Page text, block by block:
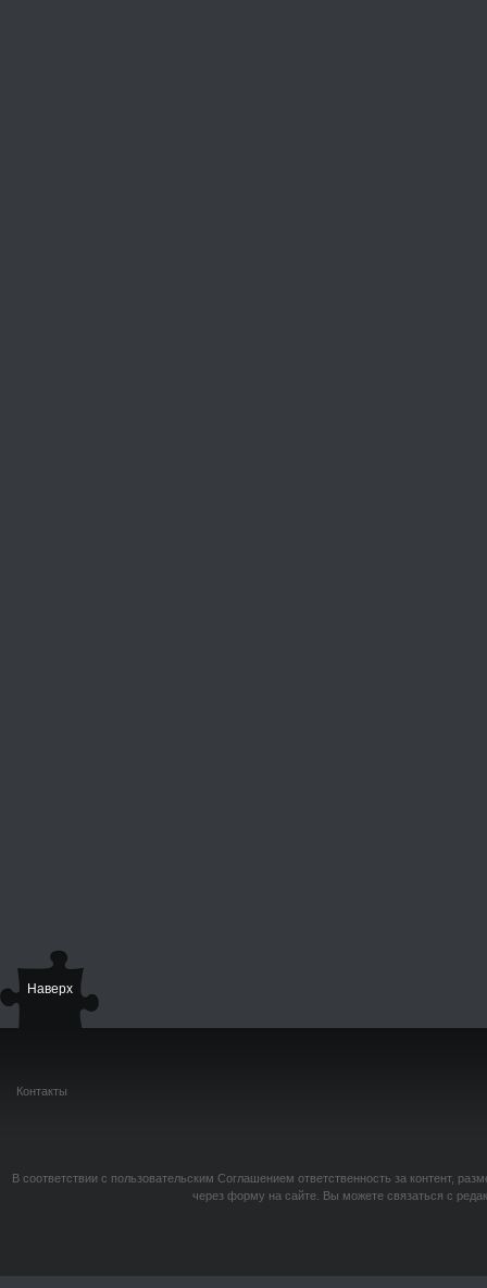
Наверх
Контакты
В соответствии с пользовательским Соглашением ответственность за контент,
через форму на сайте. Вы можете связаться с